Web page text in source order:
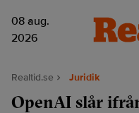
08 aug.
2026
Realtid.se Juridik
OpenAI slår